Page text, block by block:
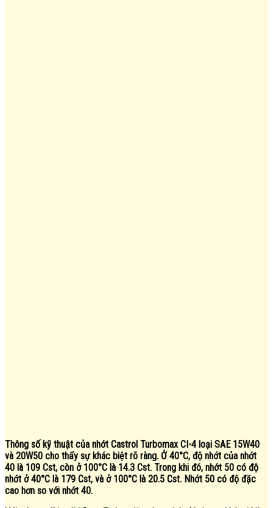
Thông số kỹ thuật của nhớt Castrol Turbomax CI-4 loại SAE 15W40
và 20W50 cho thấy sự khác biệt rõ ràng. Ở 40°C, độ nhớt của nhớt
40 là 109 Cst, còn ở 100°C là 14.3 Cst. Trong khi đó, nhớt 50 có độ
nhớt ở 40°C là 179 Cst, và ở 100°C là 20.5 Cst. Nhớt 50 có độ đặc
cao hơn so với nhớt 40.